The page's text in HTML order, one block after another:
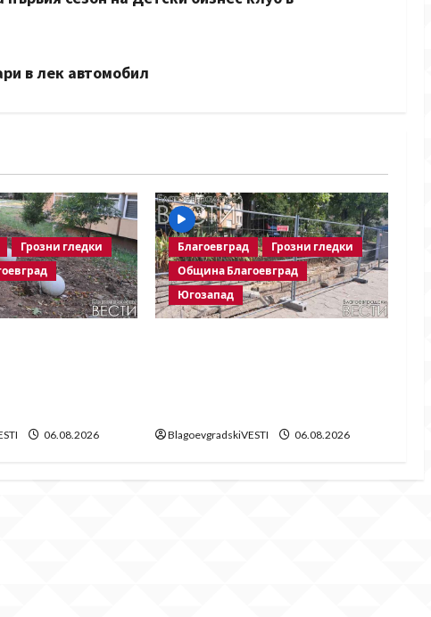
в лек автомобил
Грозни гледки
06.08.2026
Благоевград
Грозни гледки
Община Благоевград
Югозапад
BlagoevgradskiVESTI 06.08.2026